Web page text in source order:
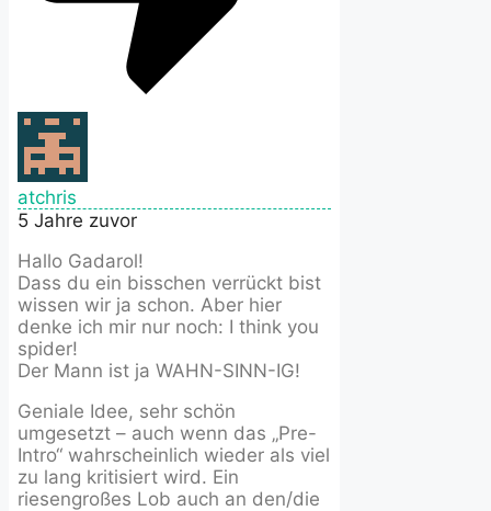
atchris
5 Jahre zuvor
Hallo Gadarol!
Dass du ein bisschen verrückt bist
wissen wir ja schon. Aber hier
denke ich mir nur noch: I think you
spider!
Der Mann ist ja WAHN-SINN-IG!
Geniale Idee, sehr schön
umgesetzt – auch wenn das „Pre-
Intro“ wahrscheinlich wieder als viel
zu lang kritisiert wird. Ein
riesengroßes Lob auch an den/die